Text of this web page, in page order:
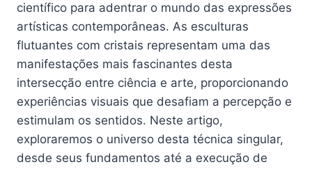
científico para adentrar o mundo das expressões
artísticas contemporâneas. As esculturas
flutuantes com cristais representam uma das
manifestações mais fascinantes desta
intersecção entre ciência e arte, proporcionando
experiências visuais que desafiam a percepção e
estimulam os sentidos. Neste artigo,
exploraremos o universo desta técnica singular,
desde seus fundamentos até a execução de